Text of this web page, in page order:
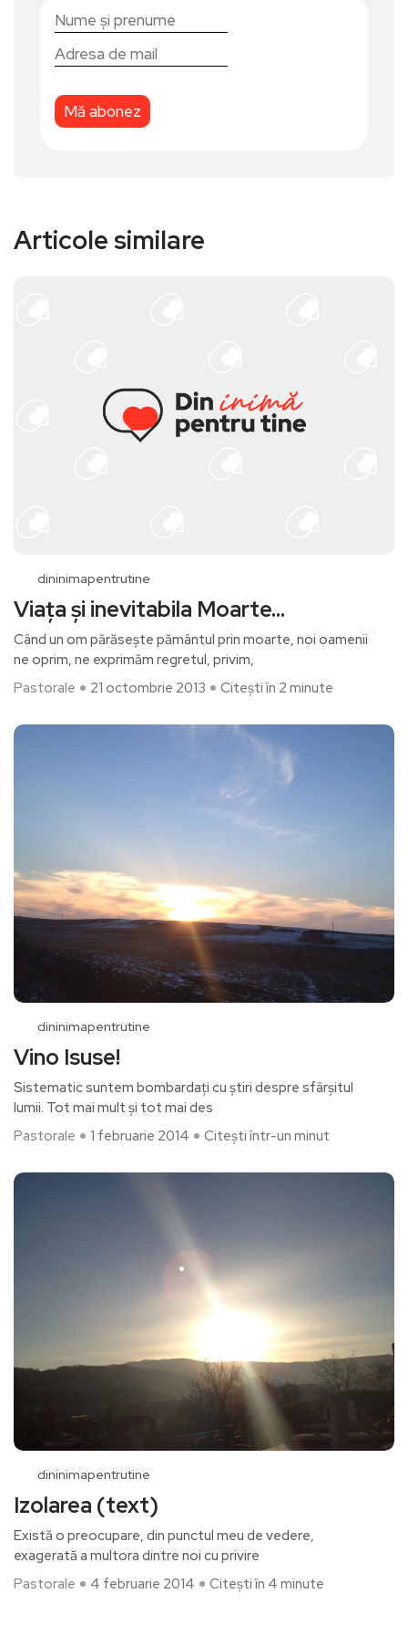
Articole similare
dininimapentrutine
Viața și inevitabila Moarte…
Când un om părăsește pământul prin moarte, noi oamenii
ne oprim, ne exprimăm regretul, privim,
Pastorale
21 octombrie 2013 Citești în 2 minute
dininimapentrutine
Vino Isuse!
Sistematic suntem bombardați cu știri despre sfârșitul
lumii. Tot mai mult și tot mai des
Pastorale
1 februarie 2014 Citești într-un minut
dininimapentrutine
Izolarea (text)
Există o preocupare, din punctul meu de vedere,
exagerată a multora dintre noi cu privire
Pastorale
4 februarie 2014 Citești în 4 minute